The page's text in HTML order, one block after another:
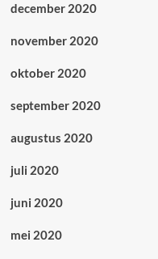
december 2020
november 2020
oktober 2020
september 2020
augustus 2020
juli 2020
juni 2020
mei 2020